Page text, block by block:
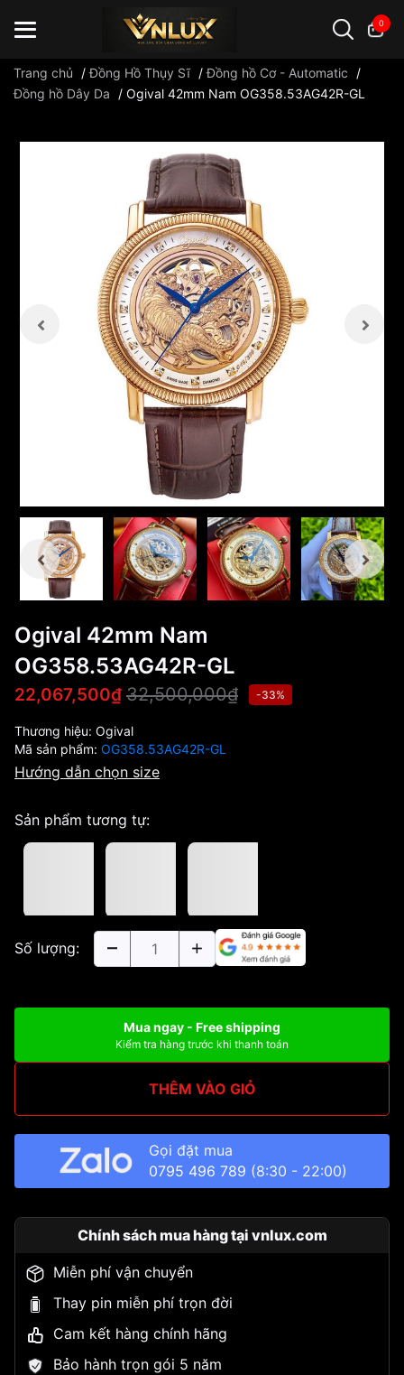
0
Trang chủ /Đồng Hồ Thụy Sĩ /Đồng hồ Cơ - Automatic
/
Đồng hồ Dây Da
/ Ogival 42mm Nam OG358.53AG42R-GL
Ogival 42mm Nam
OG358.53AG42R-GL
22,067,500₫ 32,500,000₫ -33%
Thương hiệu: Ogival
Mã sản phẩm: OG358.53AG42R-GL
Hướng dẫn chọn size
Sản phẩm tương tự:
Số lượng:
Mua ngay - Free shipping
Kiểm tra hàng trước khi thanh toán
THÊM VÀO GIỎ
Gọi đặt mua
0795 496 789 (8:30 - 22:00)
Chính sách mua hàng tại vnlux.com
Miễn phí vận chuyển
Thay pin miễn phí trọn đời
Cam kết hàng chính hãng
Bảo hành trọn gói 5 năm